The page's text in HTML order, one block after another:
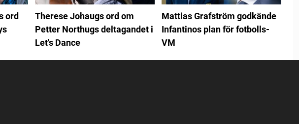
ord
Therese Johaugs ord om
Petter Northugs deltagandet i
Let's Dance
Mattias Grafström godkände
Infantinos plan för fotbolls-
VM